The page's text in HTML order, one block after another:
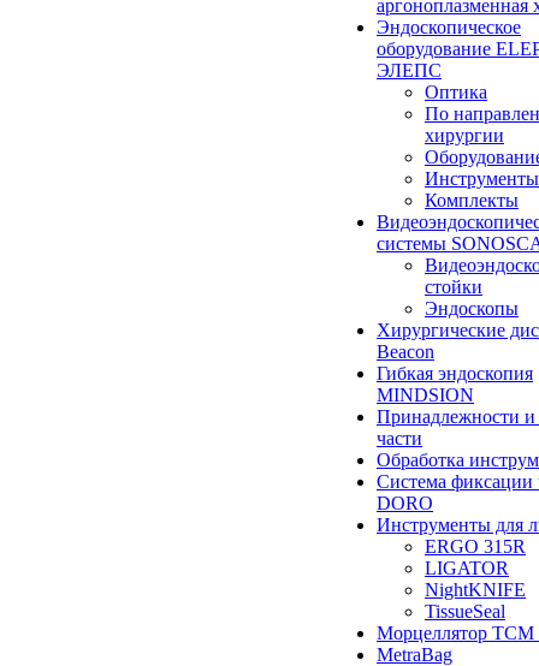
аргоноплазменная
Эндоскопическое
оборудование
ЭЛЕПС
Оптика
По
хирургии
Инструменты
Комплекты
системы
стойки
Эндоскопы
Хирургические
Beacon
Гибкая эндоскопия
MINDSION
Принадлежности и
части
Обработка
Система фиксации
DORO
Инструменты для
ERGO 315R
LIGATOR
NightKNIFE
TissueSeal
Морцеллятор ТСМ
MetraBag